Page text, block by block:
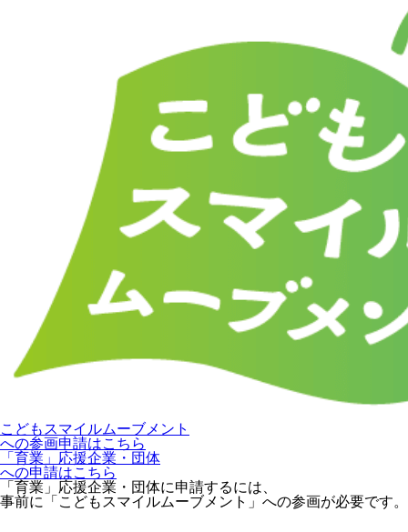
こどもスマイルムーブメント
への参画申請はこちら
「育業」応援企業・団体
への申請はこちら
「育業」応援企業・団体に申請するには、
事前に「こどもスマイルムーブメント」への参画が必要です。